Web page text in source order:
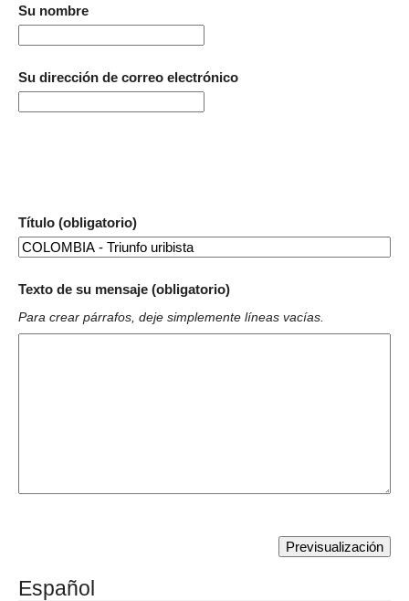
Su nombre
Su dirección de correo electrónico
Título (obligatorio)
Texto de su mensaje (obligatorio)
Para crear párrafos, deje simplemente líneas vacías.
Español